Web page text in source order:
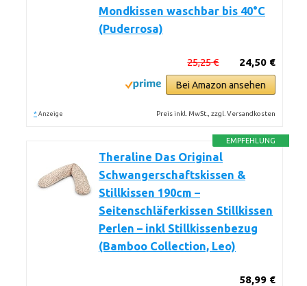
Mondkissen waschbar bis 40°C
(Puderrosa)
24,50 €
25,25 €
Bei Amazon ansehen
* Anzeige Preis inkl. MwSt., zzgl. Versandkosten
EMPFEHLUNG
Theraline Das Original
Schwangerschaftskissen &
Stillkissen 190cm –
Seitenschläferkissen Stillkissen
Perlen – inkl Stillkissenbezug
(Bamboo Collection, Leo)
58,99 €